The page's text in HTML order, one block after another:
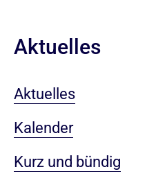
Aktuelles
Aktuelles
Kalender
Kurz und bündig